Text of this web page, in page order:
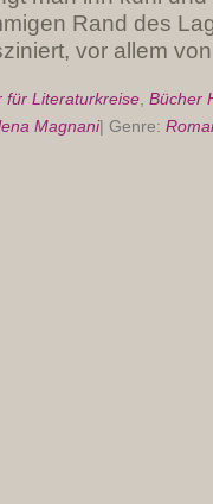
Rand des
vor allem
für Literaturkreise Bücher
Magnani| Genre: